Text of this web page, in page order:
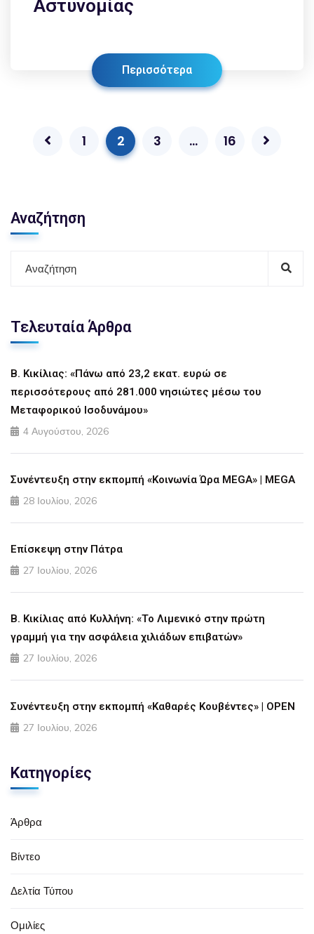
Αστυνομίας
Περισσότερα
1 2 3 … 16
Αναζήτηση
Τελευταία Άρθρα
Β. Κικίλιας: «Πάνω από 23,2 εκατ. ευρώ σε
περισσότερους από 281.000 νησιώτες μέσω του
Μεταφορικού Ισοδυνάμου»
4 Αυγούστου, 2026
Συνέντευξη στην εκπομπή «Κοινωνία Ώρα MEGA» | MEGA
28 Ιουλίου, 2026
Επίσκεψη στην Πάτρα
27 Ιουλίου, 2026
Β. Κικίλιας από Κυλλήνη: «Το Λιμενικό στην πρώτη
γραμμή για την ασφάλεια χιλιάδων επιβατών»
27 Ιουλίου, 2026
Συνέντευξη στην εκπομπή «Καθαρές Κουβέντες» | OPEN
27 Ιουλίου, 2026
Κατηγορίες
Άρθρα
Βίντεο
Δελτία Τύπου
Ομιλίες